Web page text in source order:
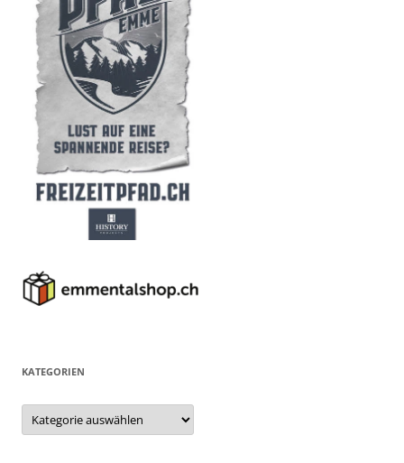
KATEGORIEN
Kategorien